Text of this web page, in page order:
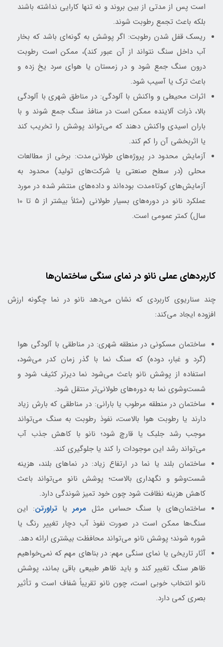
است پس از مدتی از بین بروند و نه تنها کارایی نداشته باشند
بلکه باعث تجمع رطوبت شوند.
ریسک قفل شدن رطوبت: اگر پوشش به گونه‌ای باشد که بخار
آب داخل سنگ نتواند از آن عبور کند)، ممکن است رطوبت
درون سنگ جمع شود و در زمستان یا هوای سرد یخ زده و
باعث ترک یا آسیب شود.
اثرات محیطی و واکنش با آلودگی: در مناطق شهری با آلودگی
بالا، ذرات آلاینده ممکن است در منافذ سنگ جمع شوند و با
باران اسیدی واکنش دهند که می‌تواند پوشش را تخریب کند
یا اثربخشی آن را کم کند.
آزمایش محدود در پروژه‌های طولانی مدت: برخی از مطالعات
محلی (در سطح صنعتی یا شرکت‌های تولید) محدود به
آزمایش‌های کوتاه‌مدت بوده‌اند و داده‌های منتشر شده در مورد
عملکرد نانو در دوره‌های بسیار طولانی (مثلاً بیشتر از 5 تا 10
سال) کمتر عمومی است.
کاربردهای عملی نانو در نمای سنگی ساختمان‌ها
چند سناریوی کاربردی که نشان می‌دهد نانو در نما چگونه ارزش
افزوده ایجاد می‌کند:
ساختمان مسکونی در منطقه شهری: در مناطقی با آلودگی هوا
(گرد و غبار، دوده) که سنگ نما با گذر زمان کدر می‌شود،
استفاده از پوشش نانو باعث می‌شود نما دیرتر کثیف شود و
شست‌وشوی نما به دوره‌های طولانی‌تر منتقل شود.
ساختمان در منطقه مرطوب یا بارانی: در مناطقی که بارش زیاد
دارند یا رطوبت هوا بالاست، نفوذ رطوبت به سنگ می‌تواند
موجب رشد جلبک یا قارچ شود؛ نانو با کاهش جذب آب
می‌تواند رشد این موجودات را کند یا جلوگیری کند.
ساختمان بلند یا نما در ارتفاع زیاد: در نماهای بلند، هزینه
شست‌وشو و نگهداری بالاست؛ پوشش نانو می‌تواند باعث
کاهش هزینه نظافت شود چون خود تمیز شوندگی دارد.
ساختمان‌های با سنگ حساس مثل مرمریا تراورتن: این
سنگ‌ها ممکن است در صورت نفوذ آب دچار تغییر رنگ یا
شوره شوند؛ پوشش نانو می‌تواند محافظت بیشتری ارائه دهد.
آثار تاریخی یا نمای سنگی مهم: در بناهای مهم که نمی‌خواهیم
ظاهر سنگ تغییر کند و باید ظاهر طبیعی باقی بماند، پوشش
نانو انتخاب خوبی است، چون نانو تقریباً شفاف است و تأثیر
بصری کمی دارد.